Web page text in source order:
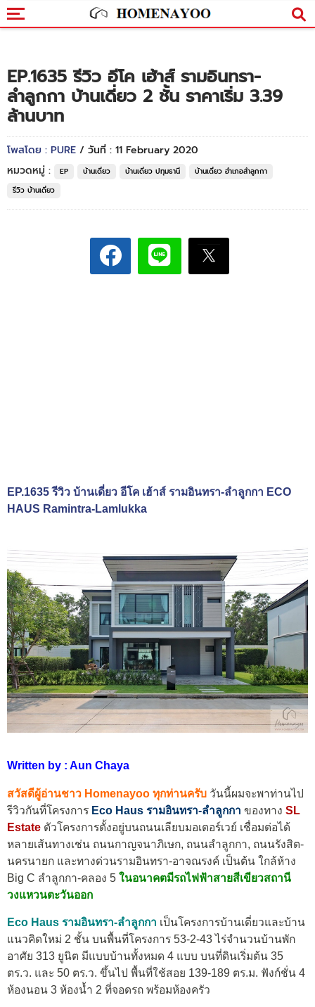
EP.1635 รีวิว อีโค เฮ้าส์ รามอินทรา-
ลำลูกกา บ้านเดี่ยว 2 ชั้น ราคาเริ่ม 3.39
ล้านบาท
โพสโดย : PURE / วันที่ : 11 February 2020
หมวดหมู่ :
EP บ้านเดี่ยว บ้านเดี่ยว ปทุมธานี
บ้านเดี่ยว อำเภอลำลูกกา
รีวิว บ้านเดี่ยว
EP.1635 รีวิว บ้านเดี่ยว อีโค เฮ้าส์ รามอินทรา-ลำลูกกา ECO
HAUS Ramintra-Lamlukka
Written by : Aun Chaya
สวัสดีผู้อ่านชาว Homenayoo ทุกท่านครับ วันนี้ผมจะพาท่านไป
รีวิวกันที่โครงการ Eco Haus รามอินทรา-ลำลูกกา ของทาง SL
Estate ตัวโครงการตั้งอยู่บนถนนเลียบมอเตอร์เวย์ เชื่อมต่อได้
หลายเส้นทางเช่น ถนนกาญจนาภิเษก, ถนนลำลูกกา, ถนนรังสิต-
นครนายก และทางด่วนรามอินทรา-อาจณรงค์ เป็นต้น ใกล้ห้าง
Big C ลำลูกกา-คลอง 5 ในอนาคตมีรถไฟฟ้าสายสีเขียวสถานี
วงแหวนตะวันออก
Eco Haus รามอินทรา-ลำลูกกา เป็นโครงการบ้านเดี่ยวและบ้าน
แนวคิดใหม่ 2 ชั้น บนพื้นที่โครงการ 53-2-43 ไร่จำนวนบ้านพัก
อาศัย 313 ยูนิต มีแบบบ้านทั้งหมด 4 แบบ บนที่ดินเริ่มต้น 35
ตร.ว. และ 50 ตร.ว. ขึ้นไป พื้นที่ใช้สอย 139-189 ตร.ม. ฟังก์ชั่น 4
ห้องนอน 3 ห้องน้ำ 2 ที่จอดรถ พร้อมห้องครัว